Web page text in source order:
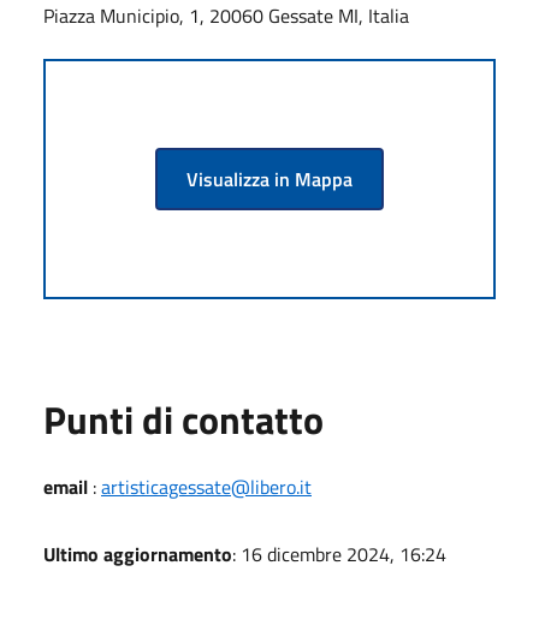
Piazza Municipio, 1, 20060 Gessate MI, Italia
Visualizza in Mappa
Punti di contatto
email :artisticagessate@libero.it
Ultimo aggiornamento: 16 dicembre 2024, 16:24